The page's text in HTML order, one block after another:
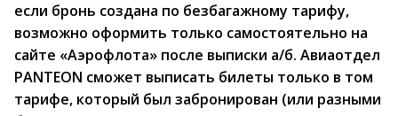
если бронь создана по безбагажному тарифу,
возможно оформить только самостоятельно на
сайте «Аэрофлота» после выписки а/б. Авиаотдел
PANTEON сможет выписать билеты только в том
тарифе, который был забронирован (или разными